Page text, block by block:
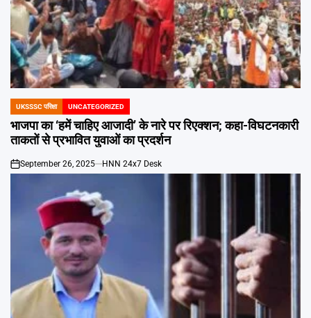
POSTED
IN
UKSSSC परिक्षा UNCATEGORIZED
भाजपा का ‘हमें चाहिए आजादी’ के नारे पर रिएक्‍शन; कहा-विघटनकारी
ताकतों से प्रभावित युवाओं का प्रदर्शन
on
September 26, 2025 HNN 24x7 Desk